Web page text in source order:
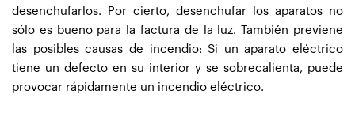
desenchufarlos. Por cierto, desenchufar los aparatos no
sólo es bueno para la factura de la luz. También previene
las posibles causas de incendio: Si un aparato eléctrico
tiene un defecto en su interior y se sobrecalienta, puede
provocar rápidamente un incendio eléctrico.